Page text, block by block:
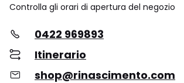
Controlla gli orari di apertura del negozio
0422 969893
Itinerario
shop@rinascimento.com